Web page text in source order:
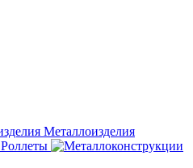
Металлоизделия
Роллеты